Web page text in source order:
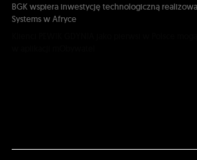
BGK wspiera inwestycję technologiczną
Systems w Afryce